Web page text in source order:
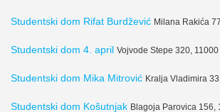
Studentski dom Rifat Burdžević Milana Rakića
Studentski dom 4. april Vojvode Stepe 320,
Studentski dom Mika Mitrović Kralja Vladimira
Studentski dom Košutnjak Blagoja Parovica 156,